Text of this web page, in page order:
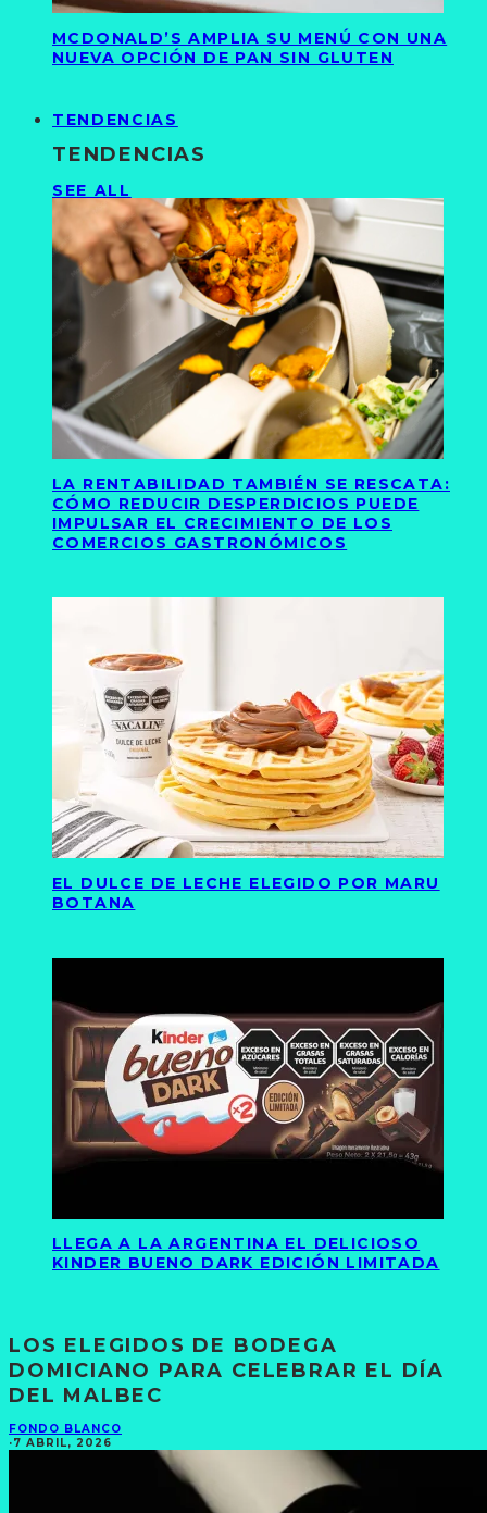
MCDONALD’S AMPLIA SU MENÚ CON UNA
NUEVA OPCIÓN DE PAN SIN GLUTEN
TENDENCIAS
TENDENCIAS
SEE ALL
LA RENTABILIDAD TAMBIÉN SE RESCATA:
CÓMO REDUCIR DESPERDICIOS PUEDE
IMPULSAR EL CRECIMIENTO DE LOS
COMERCIOS GASTRONÓMICOS
EL DULCE DE LECHE ELEGIDO POR MARU
BOTANA
LLEGA A LA ARGENTINA EL DELICIOSO
KINDER BUENO DARK EDICIÓN LIMITADA
LOS ELEGIDOS DE BODEGA
DOMICIANO PARA CELEBRAR EL DÍA
DEL MALBEC
FONDO BLANCO
·7 ABRIL, 2026